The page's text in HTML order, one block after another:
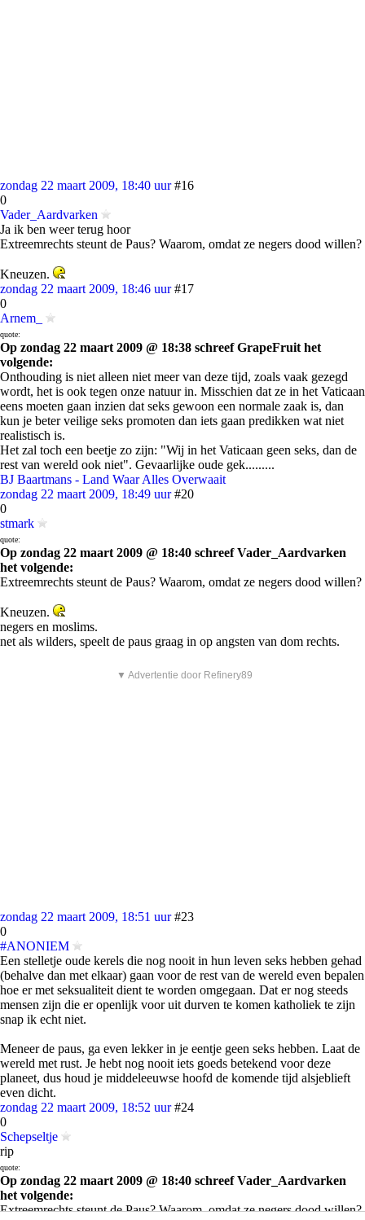
zondag 22 maart 2009, 18:40 uur #16
0
Vader_Aardvarken
Ja ik ben weer terug hoor
Extreemrechts steunt de Paus? Waarom, omdat ze negers dood willen?
Kneuzen.
zondag 22 maart 2009, 18:46 uur #17
0
Arnem_
quote:
Op zondag 22 maart 2009 @ 18:38 schreef GrapeFruit het
volgende:
Onthouding is niet alleen niet meer van deze tijd, zoals vaak gezegd
wordt, het is ook tegen onze natuur in. Misschien dat ze in het Vaticaan
eens moeten gaan inzien dat seks gewoon een normale zaak is, dan
kun je beter veilige seks promoten dan iets gaan predikken wat niet
realistisch is.
Het zal toch een beetje zo zijn: "Wij in het Vaticaan geen seks, dan de
rest van wereld ook niet". Gevaarlijke oude gek.........
BJ Baartmans - Land Waar Alles Overwaait
zondag 22 maart 2009, 18:49 uur #20
0
stmark
quote:
Op zondag 22 maart 2009 @ 18:40 schreef Vader_Aardvarken
het volgende:
Extreemrechts steunt de Paus? Waarom, omdat ze negers dood willen?
Kneuzen.
negers en moslims.
net als wilders, speelt de paus graag in op angsten van dom rechts.
▼ Advertentie door Refinery89
zondag 22 maart 2009, 18:51 uur #23
0
#ANONIEM
Een stelletje oude kerels die nog nooit in hun leven seks hebben gehad
(behalve dan met elkaar) gaan voor de rest van de wereld even bepalen
hoe er met seksualiteit dient te worden omgegaan. Dat er nog steeds
mensen zijn die er openlijk voor uit durven te komen katholiek te zijn
snap ik echt niet.
Meneer de paus, ga even lekker in je eentje geen seks hebben. Laat de
wereld met rust. Je hebt nog nooit iets goeds betekend voor deze
planeet, dus houd je middeleeuwse hoofd de komende tijd alsjeblieft
even dicht.
zondag 22 maart 2009, 18:52 uur #24
0
Schepseltje
rip
quote:
Op zondag 22 maart 2009 @ 18:40 schreef Vader_Aardvarken
het volgende:
Extreemrechts steunt de Paus? Waarom, omdat ze negers dood willen?